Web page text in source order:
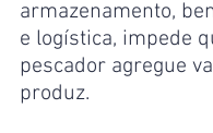
armazenamento,
e logística, impede
pescador agregue
produz.